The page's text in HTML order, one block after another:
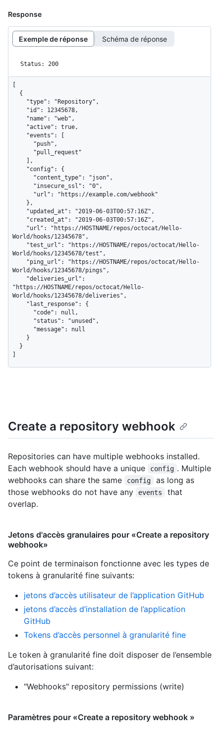
Response
Exemple de réponse Schéma de réponse
Status: 200
World/hooks/12345678",
World/hooks/12345678/test",
World/hooks/12345678/pings",
"https://HOSTNAME/repos/octocat/Hello-
World/hooks/12345678/deliveries",
Create a repository webhook
Repositories can have multiple webhooks installed.
Each webhook should have a unique
config . Multiple
webhooks can share the same
config
as long as
those webhooks do not have any
events
that
overlap.
Jetons d'accès granulaires pour «Create a repository
webhook»
Ce point de terminaison fonctionne avec les types de
tokens à granularité fine suivants:
jetons d’accès utilisateur de l’application GitHub
jetons d’accès d’installation de l’application
GitHub
Tokens d’accès personnel à granularité fine
Le token à granularité fine doit disposer de l’ensemble
d’autorisations suivant:
"Webhooks" repository permissions (write)
Paramètres pour «Create a repository webhook »